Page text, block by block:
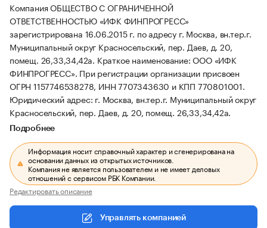
Компания ОБЩЕСТВО С ОГРАНИЧЕННОЙ
ОТВЕТСТВЕННОСТЬЮ «ИФК ФИНПРОГРЕСС»
зарегистрирована 16.06.2015 г. по адресу г. Москва, вн.тер.г.
Муниципальный округ Красносельский, пер. Даев, д. 20,
помещ. 26,33,34,42а. Краткое наименование: ООО «ИФК
ФИНПРОГРЕСС». При регистрации организации присвоен
ОГРН 1157746538278, ИНН 7707343630 и КПП 770801001.
Юридический адрес: г. Москва, вн.тер.г. Муниципальный округ
Красносельский, пер. Даев, д. 20, помещ. 26,33,34,42а.
Подробнее
Информация носит справочный характер и сгенерирована на
основании данных из открытых источников.
Компания не является пользователем и не имеет деловых
отношений с сервисом РБК Компании.
Редактировать описание
Управлять компанией